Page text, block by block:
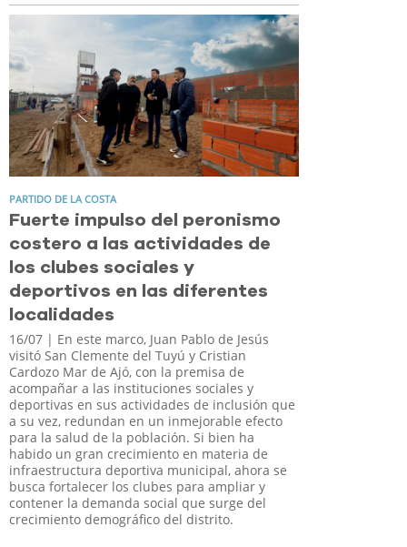
PARTIDO DE LA COSTA
Fuerte impulso del peronismo
costero a las actividades de
los clubes sociales y
deportivos en las diferentes
localidades
16/07 | En este marco, Juan Pablo de Jesús
visitó San Clemente del Tuyú y Cristian
Cardozo Mar de Ajó, con la premisa de
acompañar a las instituciones sociales y
deportivas en sus actividades de inclusión que
a su vez, redundan en un inmejorable efecto
para la salud de la población. Si bien ha
habido un gran crecimiento en materia de
infraestructura deportiva municipal, ahora se
busca fortalecer los clubes para ampliar y
contener la demanda social que surge del
crecimiento demográfico del distrito.